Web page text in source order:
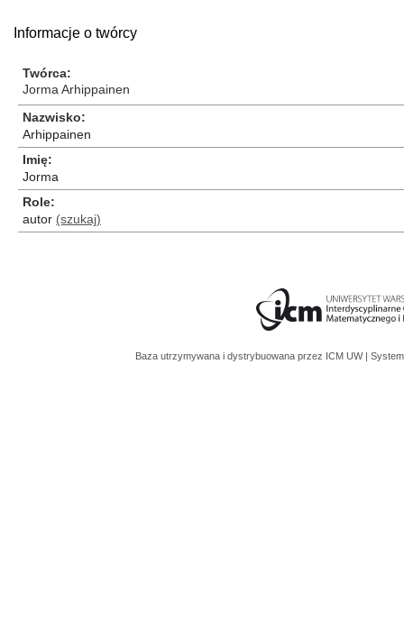
Informacje o twórcy
Twórca
Jorma Arhippainen
Nazwisko
Arhippainen
Imię
Jorma
Role
autor (szukaj)
Baza utrzymywana i dystrybuowana przez ICM UW |